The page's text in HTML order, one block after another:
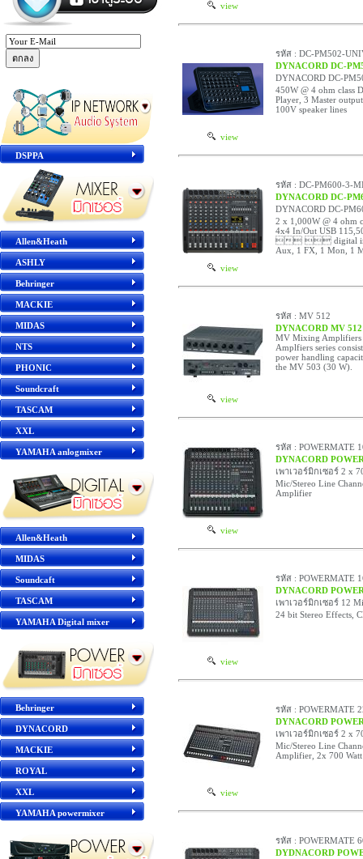
DSPPA
Allen&Heath
ASHLY
Behringer
MACKIE
MIDAS
NTS
PHONIC
Soundcraft
TASCAM
XXL
YAMAHA anlogmixer
Allen&Heath
MIDAS
Soundcaft
TASCAM
YAMAHA Digital mixer
Behringer
DYNACORD
MACKIE
ROYAL
XXL
YAMAHA powermixer
view
view
รหัส : DC-PM502-
DYNACORD DC-
DYNACORD DC-
450W @ 4 ohm class
Player, 3 Master
100V speaker lines
view
รหัส : DC-PM600-3-
DYNACORD DC-
DYNACORD DC-
2 x 1,000W @ 4 ohm
4x4 In/Out USB
  digital
Aux, 1 FX, 1 Mon, 1
view
รหัส : MV 512
DYNACORD MV 512
MV Mixing Amplifiers
Amplfiers series
power handling
the MV 503 (30 W).
view
รหัส : POWERMATE
DYNACORD
เพาเวอร์มิกเซอร์ 2 x
Mic/Stereo Line
Amplifier
view
รหัส : POWERMATE
DYNACORD
เพาเวอร์มิกเซอร์ 12
24 bit Stereo Effects,
view
รหัส : POWERMATE
DYNACORD
เพาเวอร์มิกเซอร์ 2 x
Mic/Stereo Line
Amplifier, 2x 700 Watt
รหัส : POWERMATE
DYDNACORD